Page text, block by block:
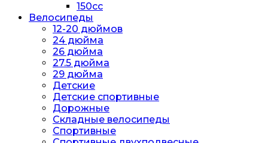
150cc
Велосипеды
12-20 дюймов
24 дюйма
26 дюйма
27.5 дюйма
29 дюйма
Детские
Детские спортивные
Дорожные
Складные велосипеды
Спортивные